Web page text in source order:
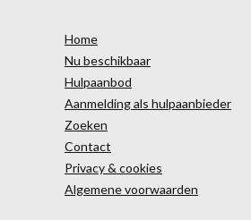
Home
Nu beschikbaar
Hulpaanbod
Aanmelding als hulpaanbieder
Zoeken
Contact
Privacy & cookies
Algemene voorwaarden